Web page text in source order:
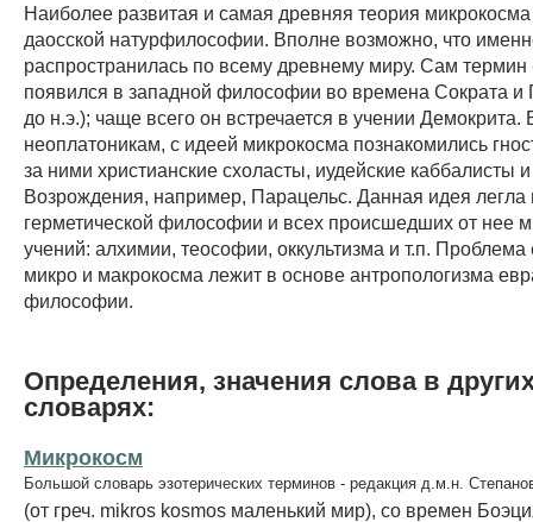
Наиболее развитая и самая древняя теория
даосской натурфилософии. Вполне возможно, что
распространилась по всему древнему миру. Сам
появился в западной философии во времена Сократа и
до н.э.); чаще всего он встречается в учении Демокрита.
неоплатоникам, с идеей микрокосма познакомились
за ними христианские схоласты, иудейские
Возрождения, например, Парацельс. Данная идея легла
герметической философии и всех происшедших от нее
учений: алхимии, теософии, оккультизма и т.п. Проблема
микро и макрокосма лежит в основе антропологизма
философии.
Определения, значения слова в
словарях:
Микрокосм
Большой словарь эзотерических терминов - редакция д.м.н.
(от греч. mikros kosmos маленький мир), со времен